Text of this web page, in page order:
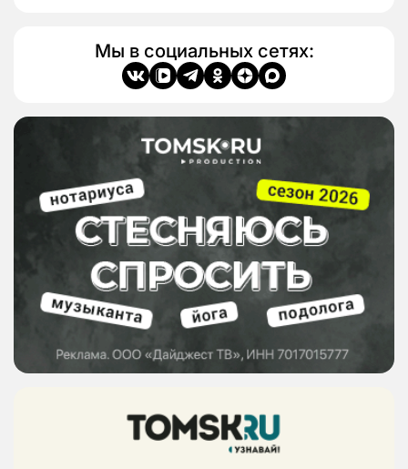
Мы в социальных сетях: